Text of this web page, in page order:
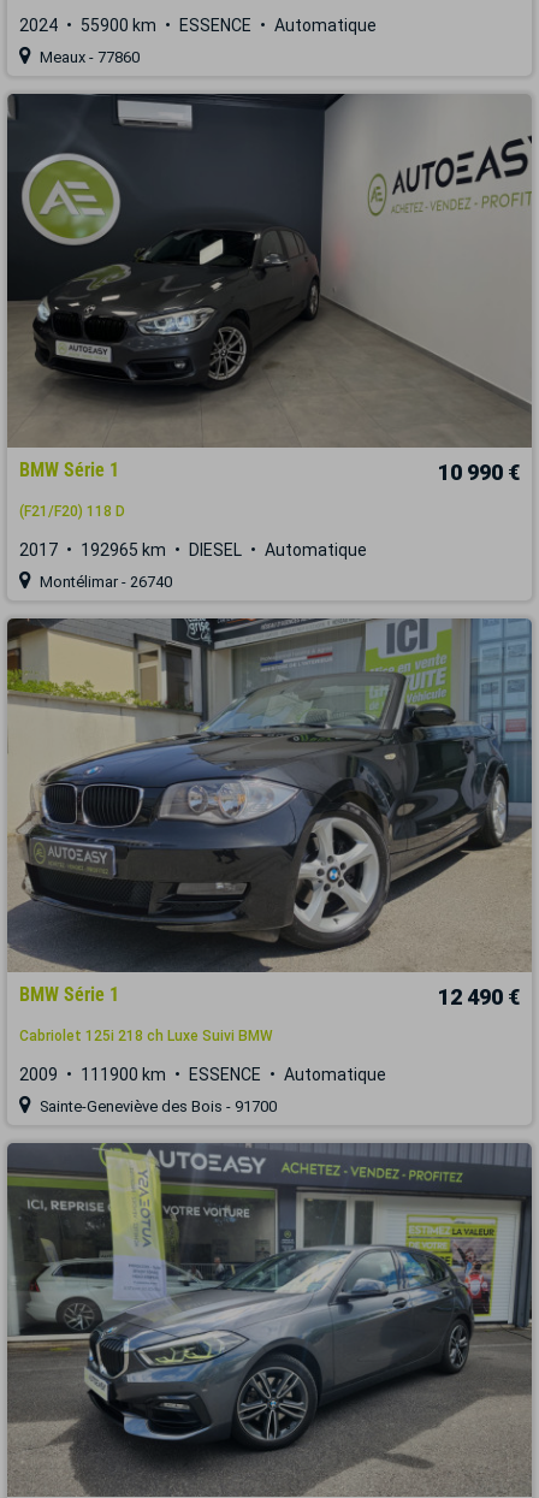
2024 55900 km ESSENCE Automatique
Meaux - 77860
BMW Série 1 10 990 €
(F21/F20) 118 D
2017 192965 km DIESEL Automatique
Montélimar - 26740
BMW Série 1 12 490 €
Cabriolet 125i 218 ch Luxe Suivi BMW
2009 111900 km ESSENCE Automatique
Sainte-Geneviève des Bois - 91700